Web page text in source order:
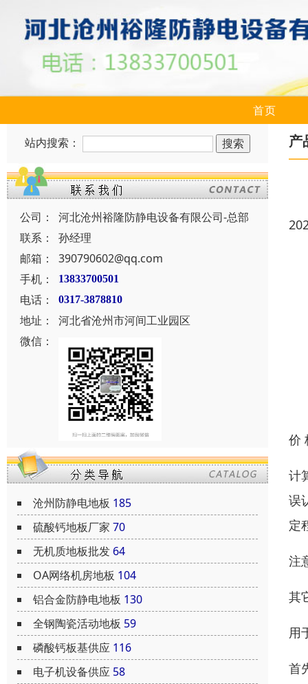
首页
站内搜索：
公司：
河北沧州裕隆防静电设备有限公司-总部
联系：
孙经理
邮箱：
390790602@qq.com
手机：
13833700501
电话： 0317-3878810
地址：
河北省沧州市河间工业园区
微信：
沧州防静电地板 185
硫酸钙地板厂家 70
无机质地板批发 64
OA网络机房地板 104
铝合金防静电地板 130
全钢陶瓷活动地板 59
磷酸钙板基供应 116
电子机设备供应 58
产
价
计
误
定
注
其
用
首